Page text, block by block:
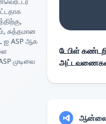
சுத்தமான
ஐ ASP ஆக
முடிவை
டேபிள்